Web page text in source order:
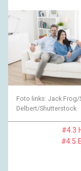
Foto links: Jack
Delbert/Shutterstock
#4.3
#4.5